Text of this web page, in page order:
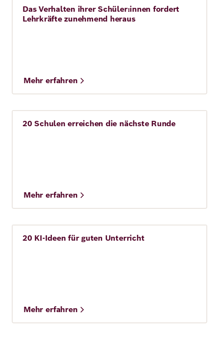
Story
Das Verhalten ihrer Schüler:innen fordert
Lehrkräfte zunehmend heraus
Mehr erfahren
Story
20 Schulen erreichen die nächste Runde
Mehr erfahren
Story
20 KI-Ideen für guten Unterricht
Mehr erfahren